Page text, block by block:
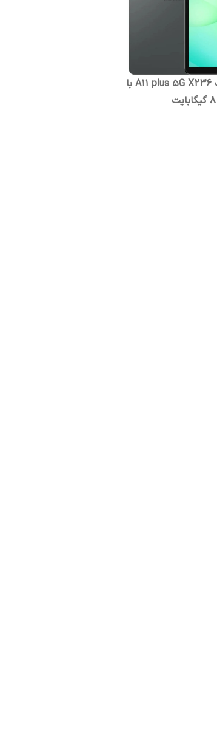
تبلت سامسونگ A11 plus 5G X236 با